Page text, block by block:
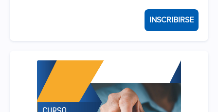
INSCRIBIRSE